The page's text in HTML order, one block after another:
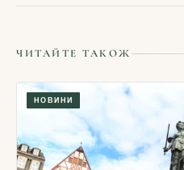
ЧИТАЙТЕ ТАКОЖ
НОВИНИ